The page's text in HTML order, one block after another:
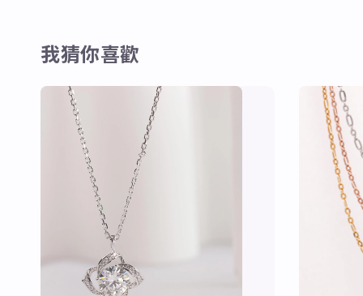
我猜你喜歡